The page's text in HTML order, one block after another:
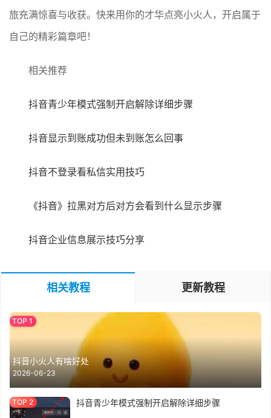
旅充满惊喜与收获。快来用你的才华点亮小火人，开启属于
自己的精彩篇章吧！
相关推荐
抖音青少年模式强制开启解除详细步骤
抖音显示到账成功但未到账怎么回事
抖音不登录看私信实用技巧
《抖音》拉黑对方后对方会看到什么显示步骤
抖音企业信息展示技巧分享
相关教程 更新教程
抖音小火人有啥好处
2026-06-23
抖音青少年模式强制开启解除详细步骤